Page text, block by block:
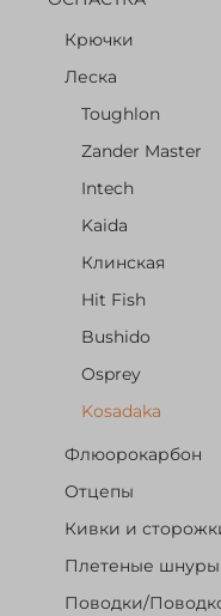
Крючки
Леска
Toughlon
Zander Master
Intech
Kaida
Клинская
Hit Fish
Bushido
Osprey
Kosadaka
Флюорокарбон
Отцепы
Кивки и
Плетеные шнуры
Поводки/